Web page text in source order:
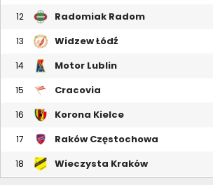
12 Radomiak Radom
13 Widzew Łódź
14 Motor Lublin
15 Cracovia
16 Korona Kielce
17 Raków Częstochowa
18 Wieczysta Kraków